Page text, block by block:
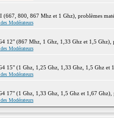
800, 867 Mhz et 1 Ghz), problèmes
Modérateurs
12" (867 Mhz, 1 Ghz, 1,33 Ghz et 1,5 Ghz),
Modérateurs
15" (1 Ghz, 1,25 Ghz, 1,33 Ghz, 1,5 Ghz et
Modérateurs
17" (1 Ghz, 1,33 Ghz, 1,5 Ghz et 1,67 Ghz),
Modérateurs